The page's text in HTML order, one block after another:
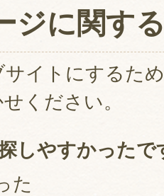
ジに関す
イトにするた
ください。
しやすかったで
た